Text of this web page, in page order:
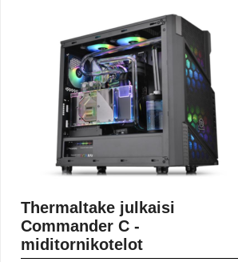
Dwarf Fortress on ollut jaossa ilmaiseksi jo yli...
Dwarf Fortress
Thermaltake julkaisi
Commander C -
miditornikotelot